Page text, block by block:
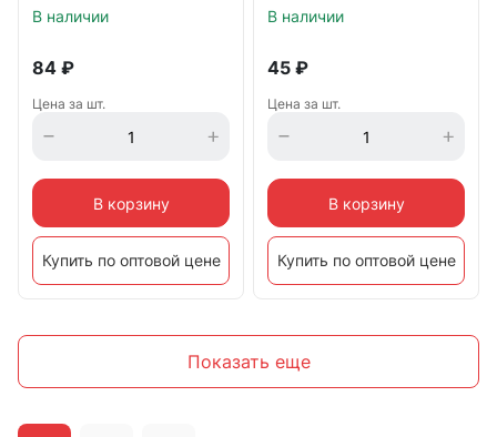
В наличии
84 ₽
Цена за шт.
В корзину
Купить по оптовой цене
В наличии
45 ₽
Цена за шт.
В корзину
Купить по оптовой цене
Показать еще